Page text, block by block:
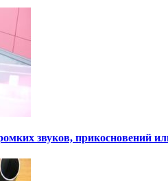
звуков, прикосновений